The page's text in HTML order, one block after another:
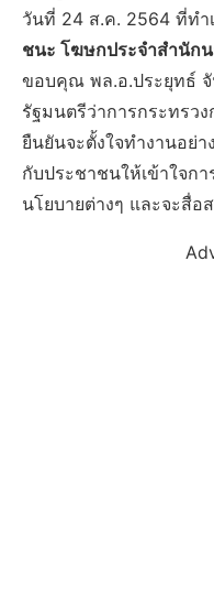
วันที่ 24 ส.ค. 2564 ที่ทำ
ชนะ โฆษกประจำสำนัก
ขอบคุณ พล.อ.ประยุทธ์
รัฐมนตรีว่าการกระทรว
ยืนยันจะตั้งใจทำงานอย่
กับประชาชนให้เข้าใจก
นโยบายต่างๆ และจะสื่อ